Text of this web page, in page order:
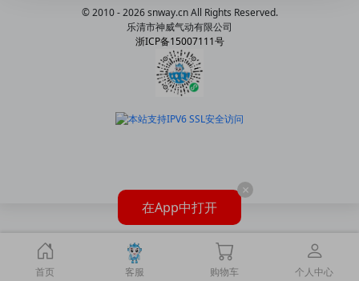
© 2010 - 2026 snway.cn All Rights Reserved.
乐清市神威气动有限公司
浙ICP备15007111号
首页 客服 购物车 个人中心
在App中打开
×